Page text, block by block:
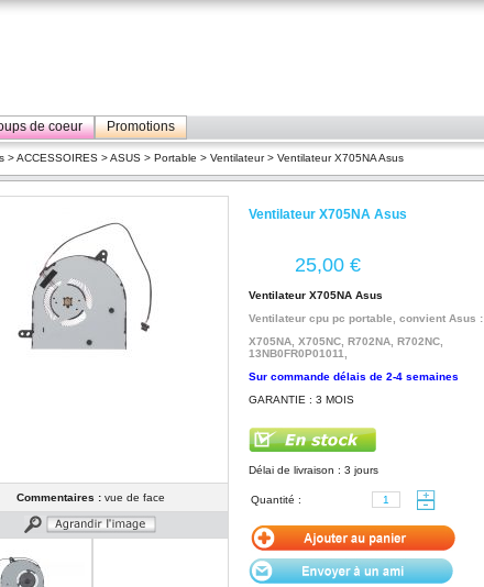
de coeur Promotions
>ACCESSOIRES >ASUS > Portable > Ventilateur> Ventilateur X705NA Asus
Commentaires :vue de face
Ventilateur X705NA Asus
€
Ventilateur X705NA Asus
Ventilateur cpu pc portable, convient Asus :
X705NA, X705NC, R702NA, R702NC,
13NB0FR0P01011,
Sur commande délais de 2-4 semaines
GARANTIE : 3 MOIS
Délai de livraison : 3 jours
Quantité :